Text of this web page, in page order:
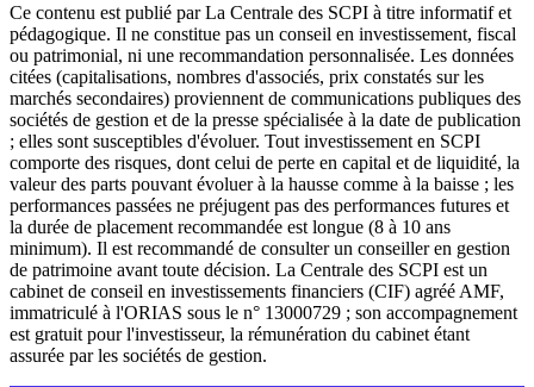
Ce contenu est publié par La Centrale des SCPI à titre informatif et
pédagogique. Il ne constitue pas un conseil en investissement, fiscal
ou patrimonial, ni une recommandation personnalisée. Les données
citées (capitalisations, nombres d'associés, prix constatés sur les
marchés secondaires) proviennent de communications publiques des
sociétés de gestion et de la presse spécialisée à la date de publication
; elles sont susceptibles d'évoluer. Tout investissement en SCPI
comporte des risques, dont celui de perte en capital et de liquidité, la
valeur des parts pouvant évoluer à la hausse comme à la baisse ; les
performances passées ne préjugent pas des performances futures et
la durée de placement recommandée est longue (8 à 10 ans
minimum). Il est recommandé de consulter un conseiller en gestion
de patrimoine avant toute décision. La Centrale des SCPI est un
cabinet de conseil en investissements financiers (CIF) agréé AMF,
immatriculé à l'ORIAS sous le n° 13000729 ; son accompagnement
est gratuit pour l'investisseur, la rémunération du cabinet étant
assurée par les sociétés de gestion.